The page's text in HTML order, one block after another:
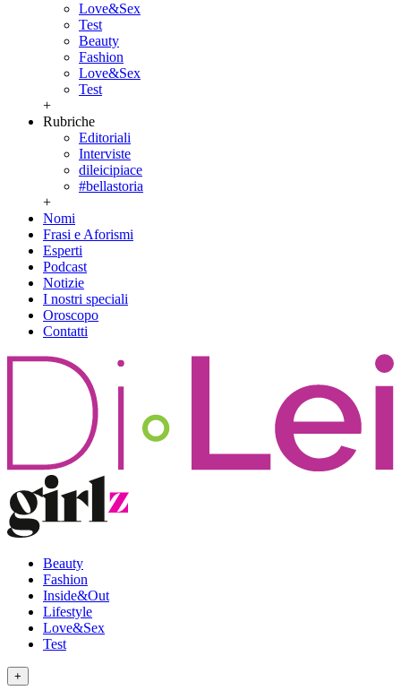
Love&Sex
Test
Beauty
Fashion
Love&Sex
Test
+
Rubriche
Editoriali
Interviste
dileicipiace
#bellastoria
+
Nomi
Frasi e Aforismi
Esperti
Podcast
Notizie
I nostri speciali
Oroscopo
Contatti
Beauty
Fashion
Inside&Out
Lifestyle
Love&Sex
Test
+